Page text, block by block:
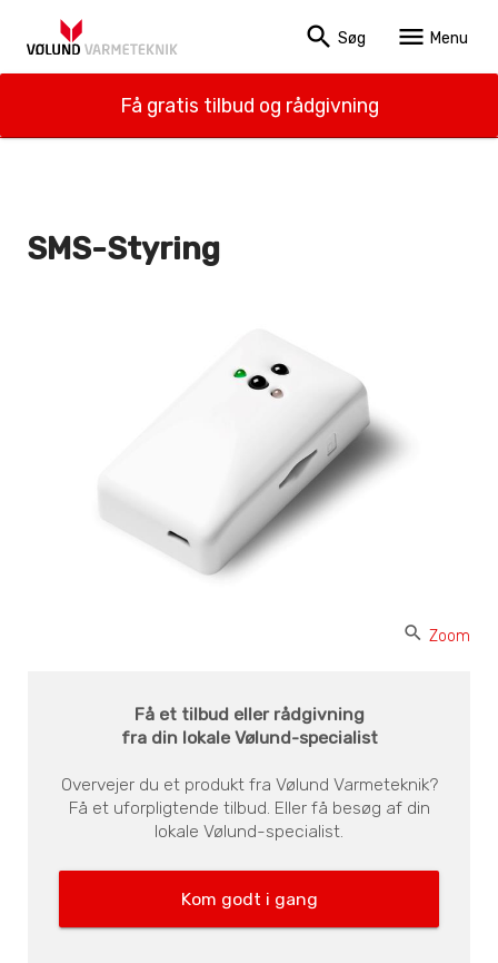
search Søg menu Menu
Få gratis tilbud og rådgivning
SMS-Styring
search Zoom
Få et tilbud eller rådgivning
fra din lokale Vølund-specialist
Overvejer du et produkt fra Vølund Varmeteknik?
Få et uforpligtende tilbud. Eller få besøg af din
lokale Vølund-specialist.
Kom godt i gang